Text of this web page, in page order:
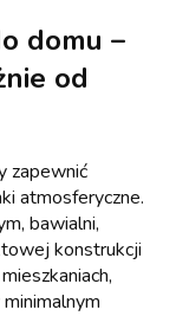
domu –
od
zapewnić
atmosferyczne.
bawialni,
konstrukcji